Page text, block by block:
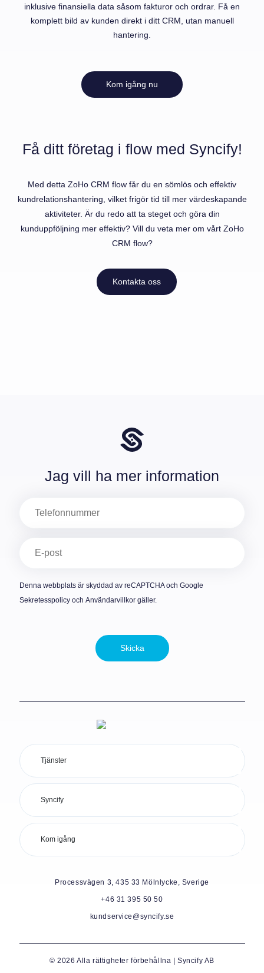
inklusive finansiella data såsom fakturor och ordrar. Få en
komplett bild av kunden direkt i ditt CRM, utan manuell
hantering.
Kom igång nu
Få ditt företag i flow med Syncify!
Med detta ZoHo CRM flow får du en sömlös och effektiv
kundrelationshantering, vilket frigör tid till mer värdeskapande
aktiviteter. Är du redo att ta steget och göra din
kunduppföljning mer effektiv? Vill du veta mer om vårt ZoHo
CRM flow?
Kontakta oss
Jag vill ha mer information
post
Denna webbplats är skyddad av reCAPTCHA och Google
Sekretesspolicyoch Användarvillkorgäller.
Skicka
Tjänster
Syncify
Kom igång
Processvägen 3, 435 33 Mölnlycke, Sverige
+46 31 395 50 50
kundservice@syncify.se
© 2026 Alla rättigheter förbehållna | Syncify AB